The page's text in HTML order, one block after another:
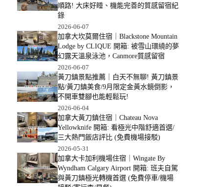
順路! 大床好睡、機能完善的質感留宿紀
錄
2026-06-07
加拿大坎莫爾住宿｜Blackstone Mountain
Lodge by CLIQUE 開箱: 被雪山環繞的夢
幻露天溫泉泳池，Canmore質感留宿
2026-06-07
黃刀鎮景點推薦｜白天不無聊! 黃刀鎮景
點/黃刀鎮美食/9月限定金黃水鏡倒影，
不開車雙腳也能輕鬆玩!
2026-06-04
加拿大黃刀鎮住宿｜Chateau Nova
Yellowknife 開箱: 看極光中階舒適首選/
三大熱門飯店評比 (免費機場接駁)
2026-05-31
加拿大卡加利機場住宿｜Wingate By
Wyndham Calgary Airport 開箱: 班夫自駕
與黃刀鎮極光轉機首選 (免費停車/機場